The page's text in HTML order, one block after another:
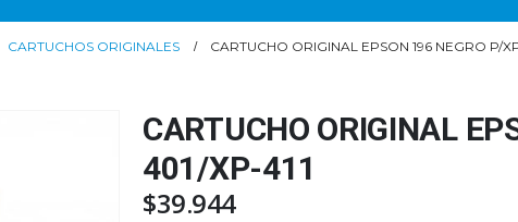
CARTUCHOS ORIGINALES CARTUCHO ORIGINAL EPSON 196 NEGRO P/
CARTUCHO ORIGINAL
401/XP-411
$39.944